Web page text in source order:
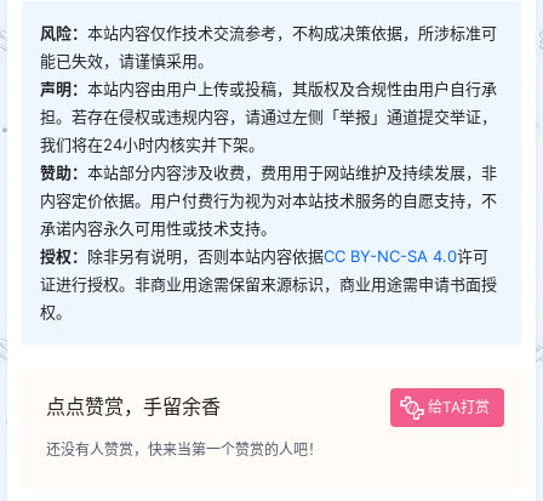
风险： 本站内容仅作技术交流参考，不构成决策依据，所涉标准可
能已失效，请谨慎采用。
声明： 本站内容由用户上传或投稿，其版权及合规性由用户自行承
担。若存在侵权或违规内容，请通过左侧「举报」通道提交举证，
我们将在24小时内核实并下架。
赞助： 本站部分内容涉及收费，费用用于网站维护及持续发展，非
内容定价依据。用户付费行为视为对本站技术服务的自愿支持，不
承诺内容永久可用性或技术支持。
授权： 除非另有说明，否则本站内容依据CC BY-NC-SA 4.0许可
证进行授权。非商业用途需保留来源标识，商业用途需申请书面授
权。
点点赞赏，手留余香 给TA打赏
还没有人赞赏，快来当第一个赞赏的人吧！